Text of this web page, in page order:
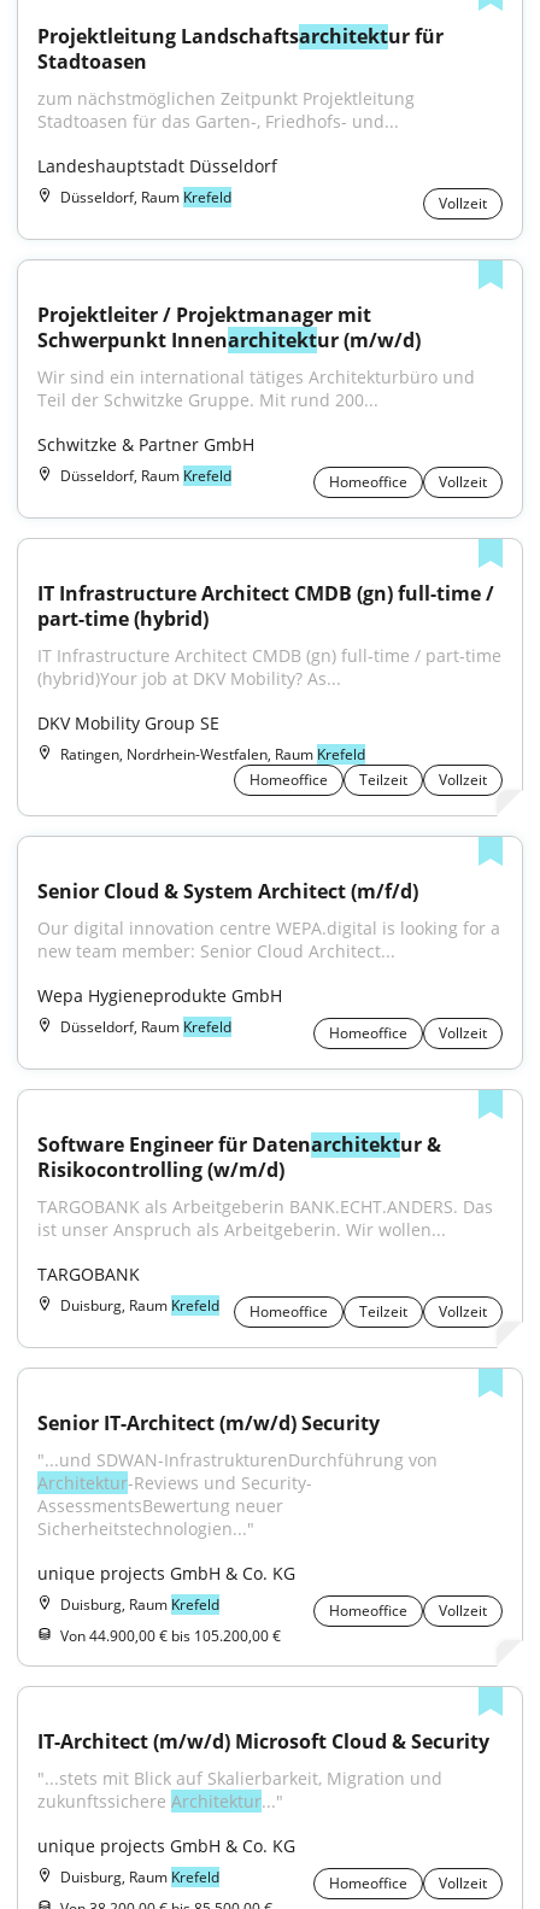
Projektleitung Landschaftsarchitektur für
Stadtoasen
zum nächstmöglichen Zeitpunkt Projektleitung
Stadtoasen für das Garten-, Friedhofs- und...
Landeshauptstadt Düsseldorf
Düsseldorf, Raum Krefeld Vollzeit
Projektleiter / Projektmanager mit
Schwerpunkt Innenarchitektur (m/w/d)
Wir sind ein international tätiges Architekturbüro und
Teil der Schwitzke Gruppe. Mit rund 200...
Schwitzke & Partner GmbH
Düsseldorf, Raum Krefeld Homeoffice Vollzeit
IT Infrastructure Architect CMDB (gn) full-time /
part-time (hybrid)
IT Infrastructure Architect CMDB (gn) full-time / part-time
(hybrid)Your job at DKV Mobility? As...
DKV Mobility Group SE
Ratingen, Nordrhein-Westfalen, Raum Krefeld
Homeoffice
Teilzeit Vollzeit
Senior Cloud & System Architect (m/f/d)
Our digital innovation centre WEPA.digital is looking for a
new team member: Senior Cloud Architect...
Wepa Hygieneprodukte GmbH
Düsseldorf, Raum Krefeld Homeoffice Vollzeit
Software Engineer für Datenarchitektur &
Risikocontrolling (w/m/d)
TARGOBANK als Arbeitgeberin BANK.ECHT.ANDERS. Das
ist unser Anspruch als Arbeitgeberin. Wir wollen...
TARGOBANK
Duisburg, Raum Krefeld Homeoffice Teilzeit Vollzeit
Senior IT-Architect (m/w/d) Security
Architektur-Reviews und Security-
AssessmentsBewertung neuer
Sicherheitstechnologien..."
unique projects GmbH & Co. KG
Duisburg, Raum Krefeld Homeoffice
Vollzeit
Von 44.900,00 € bis 105.200,00 €
IT-Architect (m/w/d) Microsoft Cloud & Security
"...stets mit Blick auf Skalierbarkeit, Migration und
zukunftssichere Architektur..."
unique projects GmbH & Co. KG
Duisburg, Raum Krefeld Homeoffice
Vollzeit